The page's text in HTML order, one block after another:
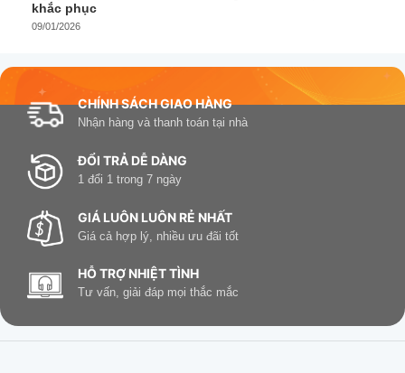
khắc phục
09/01/2026
CHÍNH SÁCH GIAO HÀNG
Nhận hàng và thanh toán tại nhà
ĐỔI TRẢ DỄ DÀNG
1 đổi 1 trong 7 ngày
GIÁ LUÔN LUÔN RẺ NHẤT
Giá cả hợp lý, nhiều ưu đãi tốt
HỖ TRỢ NHIỆT TÌNH
Tư vấn, giải đáp mọi thắc mắc